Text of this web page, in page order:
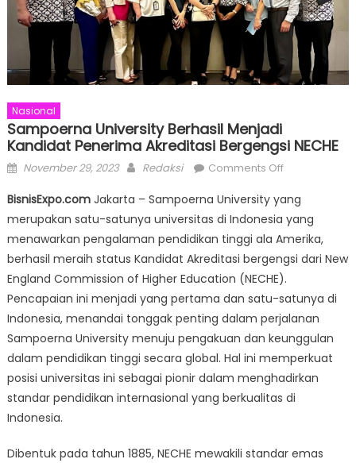
Nasional
Sampoerna University Berhasil Menjadi
Kandidat Penerima Akreditasi Bergengsi NECHE
Posted
November 29, 2023 Author
Redaksi Comments Offon
University
Berhasil
Menjadi
Kandidat
Penerima
Akreditasi
Bergengsi
BisnisExpo.comJakarta – Sampoerna University yang
merupakan satu-satunya universitas di Indonesia yang
menawarkan pengalaman pendidikan tinggi ala Amerika,
berhasil meraih status Kandidat Akreditasi bergengsi dari New
England Commission of Higher Education (NECHE).
Pencapaian ini menjadi yang pertama dan satu-satunya di
Indonesia, menandai tonggak penting dalam perjalanan
Sampoerna University menuju pengakuan dan keunggulan
dalam pendidikan tinggi secara global. Hal ini memperkuat
posisi universitas ini sebagai pionir dalam menghadirkan
standar pendidikan internasional yang berkualitas di
Indonesia.
Dibentuk pada tahun 1885, NECHE mewakili standar emas